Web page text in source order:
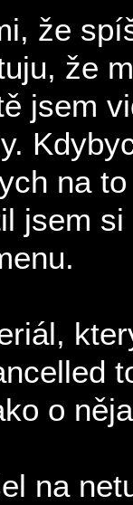
že
že
jsem
na
jsem
o
na